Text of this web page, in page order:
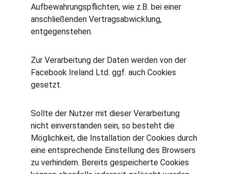
Aufbewahrungspflichten, wie z.B. bei einer
anschließenden Vertragsabwicklung,
entgegenstehen.
Zur Verarbeitung der Daten werden von der
Facebook Ireland Ltd. ggf. auch Cookies
gesetzt.
Sollte der Nutzer mit dieser Verarbeitung
nicht einverstanden sein, so besteht die
Möglichkeit, die Installation der Cookies durch
eine entsprechende Einstellung des Browsers
zu verhindern. Bereits gespeicherte Cookies